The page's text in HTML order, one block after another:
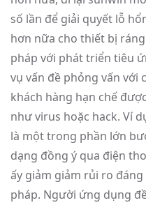
số lần để giải quyết lỗ
hơn nữa cho thiết bị
pháp với phát triển tiêu
vụ vấn đề phỏng vấn với
khách hàng hạn chế
như virus hoặc hack. Ví
là một trong phần lớn
dạng đồng ý qua điện
ấy giảm giảm rủi ro
pháp. Người ứng dụng